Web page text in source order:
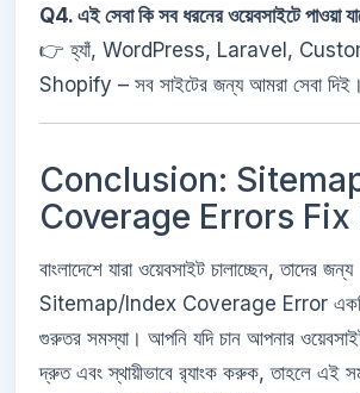
Q4. এই সেবা কি সব ধরনের ওয়েবসাইটে পাওয়া
👉 হ্যাঁ, WordPress, Laravel,
Shopify – সব সাইটের জন্য আমরা সেবা দিই।
Conclusion:
Coverage Errors Fix
বাংলাদেশে যারা ওয়েবসাইট চালাচ্ছেন, তাদের জন্য
Sitemap/Index Coverage Error একটি
গুরুতর সমস্যা। আপনি যদি চান আপনার
দ্রুত এবং স্থায়ীভাবে র‌্যাংক করুক, তাহলে এই